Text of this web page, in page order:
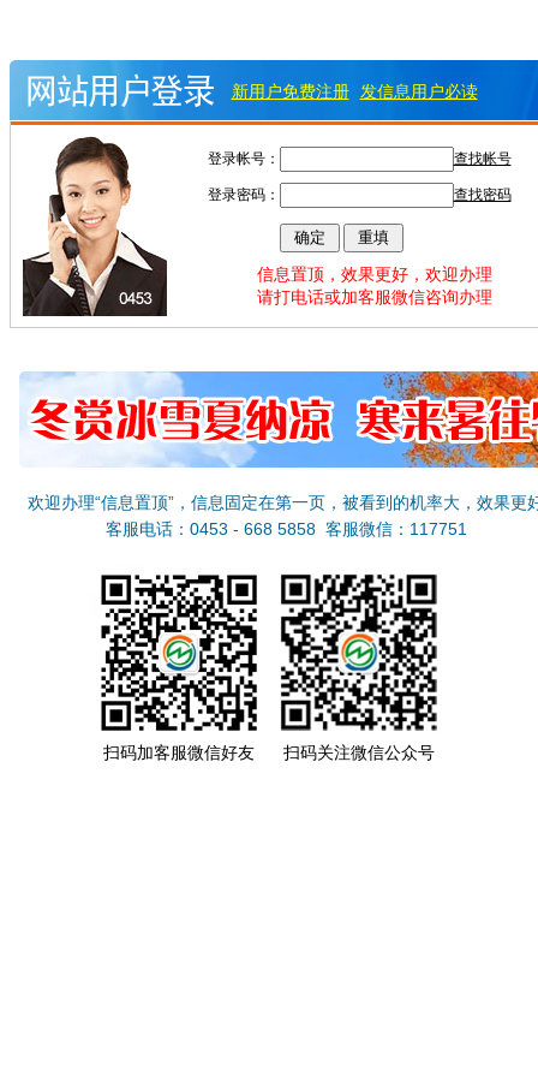
新用户免费注册 发信息用户必读
登录帐号： 查找帐号
登录密码： 查找密码
信息置顶，效果更好，欢迎办理
请打电话或加客服微信咨询办理
欢迎办理“信息置顶”，信息固定在第一页，被看到的机率大，效果更
客服电话：0453 - 668 5858 客服微信：117751
扫码加客服微信好友 扫码关注微信公众号